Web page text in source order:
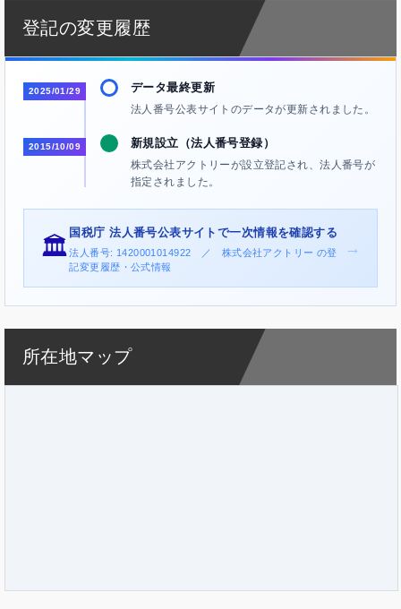
登記の変更履歴
2025/01/29 データ最終更新
法人番号公表サイトのデータが更新されました。
2015/10/09 新規設立（法人番号登録）
株式会社アクトリーが設立登記され、法人番号が
指定されました。
🏛️
国税庁 法人番号公表サイトで一次情報を確認する
法人番号: 1420001014922 ／ 株式会社アクトリー の登
記変更履歴・公式情報
→
所在地マップ